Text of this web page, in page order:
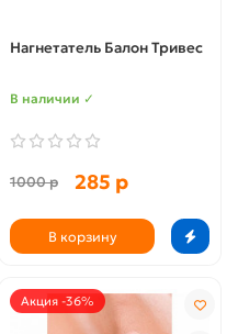
Нагнетатель Балон Тривес
В наличии ✓
1000 р 285 р
В корзину
Акция -36%